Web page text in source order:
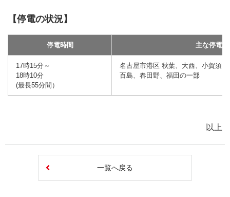
【停電の状況】
停電時間 主な停電地
17時15分～
18時10分
(最長55分間）
名古屋市港区 秋葉、大西、小賀須
百島、春田野、福田の一部
以上
一覧へ戻る